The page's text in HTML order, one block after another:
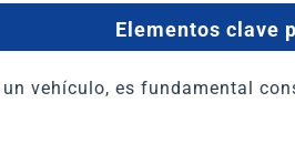
Elementos clave
vehículo, es fundamental